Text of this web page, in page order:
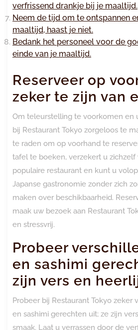
verfrissend drankje bij je maaltijd.
Neem de tijd om te ontspannen
maaltijd, haast je niet.
Bedank het personeel voor de
einde van je maaltijd.
Reserveer op
zeker te zijn van
Om teleurstelling te voorkomen en
bij Restaurant Tokyo zorgeloos te
te raden om op voorhand te
tafel te boeken, verzekert u
populaire restaurant en kunt u
Japanse gastronomie zonder zich
maken over beschikbaarheid.
maak uw bezoek aan Restaurant
en stressvrij.
Probeer
en sashimi
zijn vers en
Probeer bij Restaurant Tokyo zeker
en sashimi gerechten uit; ze zijn
smaak. Laat u verrassen door de